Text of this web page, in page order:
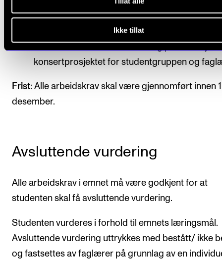
Ikke tillat
for kunstnerisk innhold, samt opplegg for
finansiering og antydning av
konsertprosjektet for studentgruppen og
Frist: Alle arbeidskrav skal være gjennomført innen
desember.
Avsluttende vurdering
Alle arbeidskrav i emnet må være godkjent for at
studenten skal få avsluttende vurdering.
Studenten vurderes i forhold til emnets læringsmål.
Avsluttende vurdering uttrykkes med bestått/ ikke
og fastsettes av faglærer på grunnlag av en